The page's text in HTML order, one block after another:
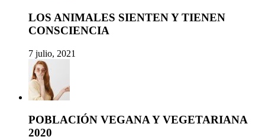
LOS ANIMALES SIENTEN Y TIENEN
CONSCIENCIA
7 julio, 2021
POBLACIÓN VEGANA Y VEGETARIANA
2020